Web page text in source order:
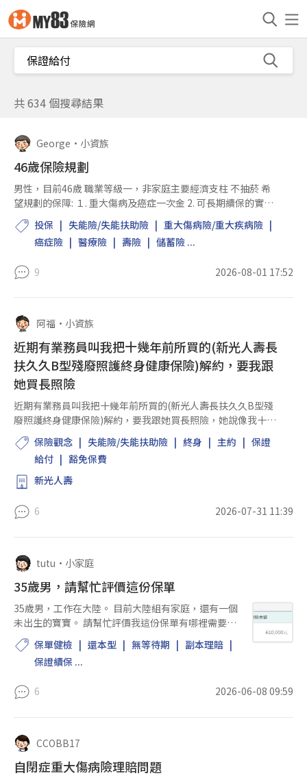
共 634 個搜尋結果
George • 小資族
46歲保險規劃
男性，目前46歲 職業等級一，非家庭主要經濟支柱 不抽菸 希
望規劃的保障: １. 重大傷病及癌症一次金 2. 可長期續保的實支
實付醫療險，以保證續保商品優先 3. 定期長照險 保費約10萬元
不考慮高額終身壽險、儲蓄險、...
投保 失能險/失能扶助險
重大傷病險/重大疾病險
癌症險
醫療險 壽險 儲蓄險 ...
9 2026-08-01 17:52
阿福 • 小資族
近期有業務員叫我把十幾年前所買的(新光人壽長
扶久久B型殘廢照護終身健康保險)解約，要我跟
她買長照險
近期有業務員叫我把十幾年前所買的(新光人壽長扶久久B型殘
廢照護終身健康保險)解約，要我跟她買長照險，她說像我十幾
年前買的殘廢扶助險它的定義很模糊，很難定義，所以很難理
賠，她說她賣的長照險定義很明確，所以...
保險觀念 失能險/失能扶助險 終身 主約
保證
給付
豁免保費
新光人壽
6 2026-07-31 11:39
tutu • 小家庭
35歲男，請幫忙評價這份保單
35歲男，工作在大陸。 目前大陸組有家庭，還有一個
未出生的寶寶。 請幫忙評價我這份保單有哪裡需要做
調整？ 如果有需要出險賠付的情況，是否因為人不在
台灣有制約？ 請問我的保險費在繳滿期限之後，能否
還本？ 感謝~
保單健檢 還本型 無等待期
副本理賠
保證續保 ...
6 2026-06-08 09:59
CCOBB17
自閉症重大傷病險理賠問題